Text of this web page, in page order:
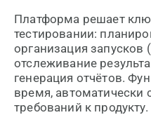
Платформа решает
тестировании:
организация запусков
отслеживание
генерация отчётов.
время, автоматически
требований к продукту.